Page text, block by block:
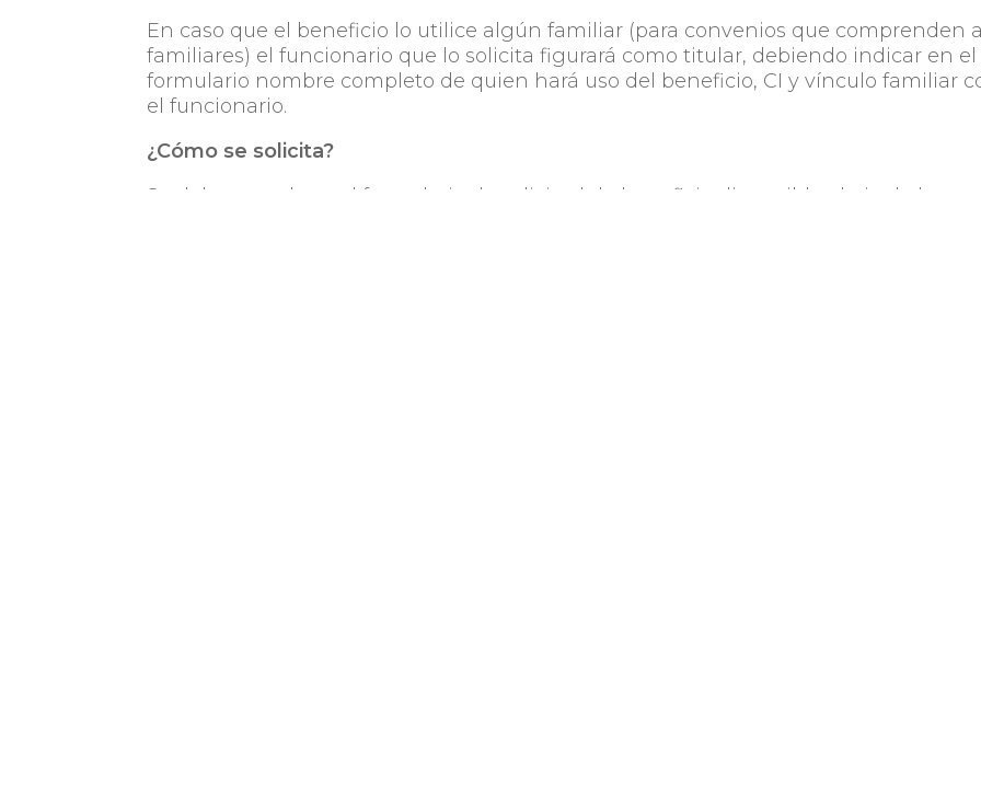
En caso que el beneficio lo utilice algún familiar (para convenios que comprenden
familiares) el funcionario que lo solicita figurará como titular, debiendo indicar en el
formulario nombre completo de quien hará uso del beneficio, CI y vínculo familiar
el funcionario.
¿Cómo se solicita?
Se debe completar el formulario de solicitud de beneficio disponible al pie de la